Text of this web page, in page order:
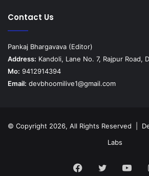
Contact Us
Pankaj Bhargavava (Editor)
Address: Kandoli, Lane No. 7, Rajpur Road,
Mo: 9412914394
Email: devbhoomilive1@gmail.com
© Copyright 2026, All Rights Reserved |
Labs
Facebook
Twitter